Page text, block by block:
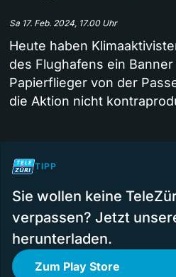
Sa 17. Feb. 2024, 17.00 Uhr
Heute haben
des Flughafens ein
Papierflieger von der
die Aktion nicht
TIPP
Sie wollen keine
verpassen? Jetzt
herunterladen.
Zum Play Store